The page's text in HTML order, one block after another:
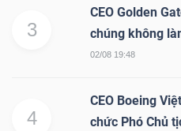
3
CEO Golden
chúng không
02/08 19:48
4
CEO Boeing
chức Phó Chủ
Đào